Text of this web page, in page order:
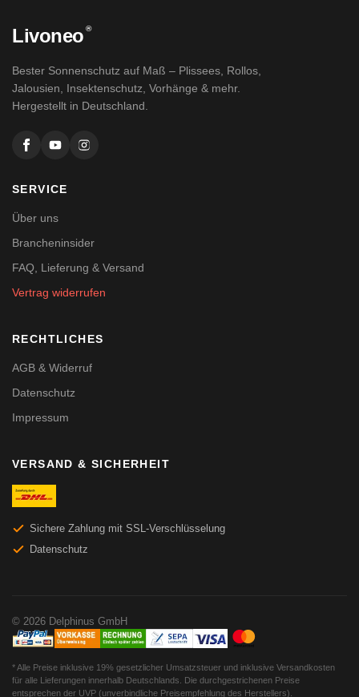
Livoneo ®
Bester Sonnenschutz auf Maß – Plissees, Rollos,
Jalousien, Insektenschutz, Vorhänge & mehr.
Hergestellt in Deutschland.
SERVICE
Über uns
Brancheninsider
FAQ, Lieferung & Versand
Vertrag widerrufen
RECHTLICHES
AGB & Widerruf
Datenschutz
Impressum
VERSAND & SICHERHEIT
Sichere Zahlung mit SSL-Verschlüsselung
Datenschutz
© 2026 Delphinus GmbH
* Alle Preise inklusive 19% gesetzlicher Umsatzsteuer und inklusive Versandkosten
für alle Lieferungen innerhalb Deutschlands. Die durchgestrichenen Preise
entsprechen der UVP (unverbindliche Preisempfehlung des Herstellers).